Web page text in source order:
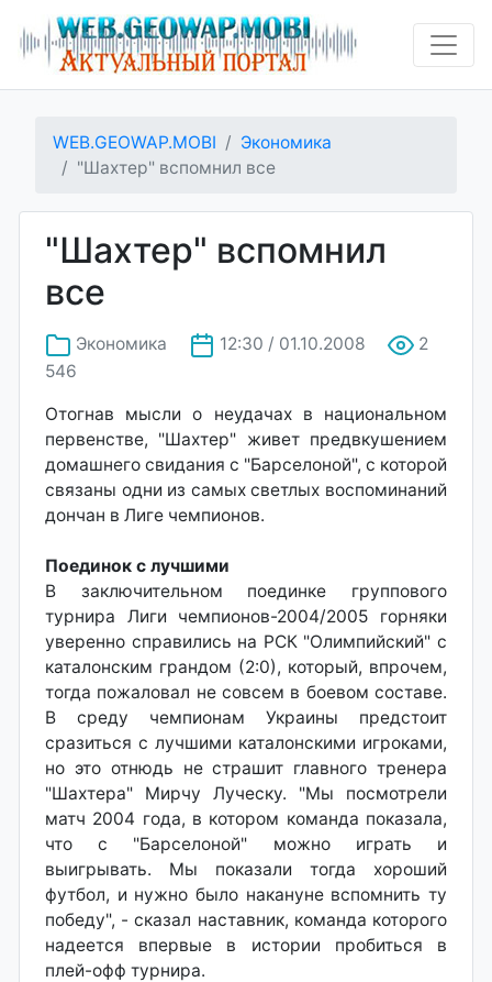
WEB.GEOWAP.MOBI
Экономика
"Шахтер" вспомнил все
"Шахтер" вспомнил
все
Экономика 12:30 / 01.10.2008
2
546
Отогнав мысли о неудачах в национальном
первенстве, "Шахтер" живет предвкушением
домашнего свидания с "Барселоной", с которой
связаны одни из самых светлых воспоминаний
дончан в Лиге чемпионов.
Поединок с лучшими
В заключительном поединке группового
турнира Лиги чемпионов-2004/2005 горняки
уверенно справились на РСК "Олимпийский" с
каталонским грандом (2:0), который, впрочем,
тогда пожаловал не совсем в боевом составе.
В среду чемпионам Украины предстоит
сразиться с лучшими каталонскими игроками,
но это отнюдь не страшит главного тренера
"Шахтера" Мирчу Луческу. "Мы посмотрели
матч 2004 года, в котором команда показала,
что с "Барселоной" можно играть и
выигрывать. Мы показали тогда хороший
футбол, и нужно было накануне вспомнить ту
победу", - сказал наставник, команда которого
надеется впервые в истории пробиться в
плей-офф турнира.